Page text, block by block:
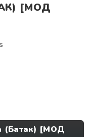
[МОД
(Батак) [МОД